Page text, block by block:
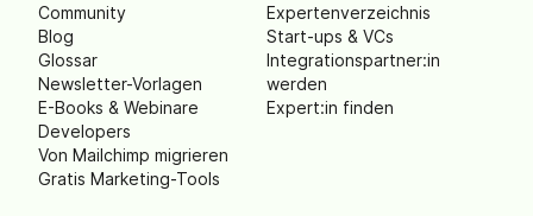
Community
Blog
Glossar
Newsletter-Vorlagen
E-Books & Webinare
Developers
Von Mailchimp migrieren
Gratis Marketing-Tools
Expertenverzeichnis
Start-ups & VCs
Integrationspartner:in
werden
Expert:in finden